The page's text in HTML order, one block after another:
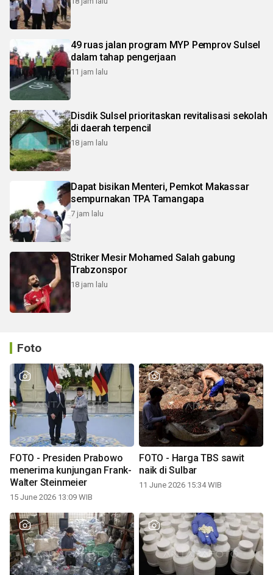
49 ruas jalan program MYP Pemprov Sulsel
dalam tahap pengerjaan
11 jam lalu
Disdik Sulsel prioritaskan revitalisasi sekolah
di daerah terpencil
18 jam lalu
Dapat bisikan Menteri, Pemkot Makassar
sempurnakan TPA Tamangapa
7 jam lalu
Striker Mesir Mohamed Salah gabung
Trabzonspor
18 jam lalu
Foto
FOTO - Presiden Prabowo
menerima kunjungan Frank-
Walter Steinmeier
15 June 2026 13:09 WIB
FOTO - Harga TBS sawit
naik di Sulbar
11 June 2026 15:34 WIB